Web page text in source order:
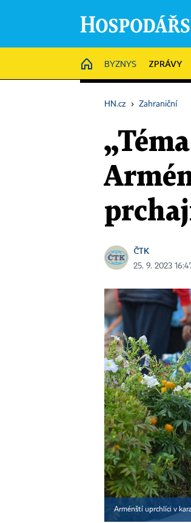
HOME
BYZNYS ZPRÁVY
HN.cz › Zahraniční
ČTK
25. 9. 2023
Arménští uprchlíci v